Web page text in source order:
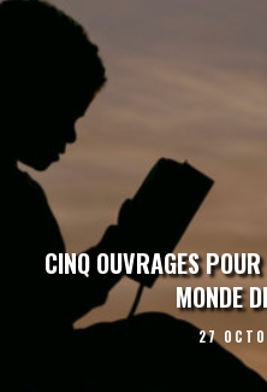
CINQ OUVRAGES
MONDE
27